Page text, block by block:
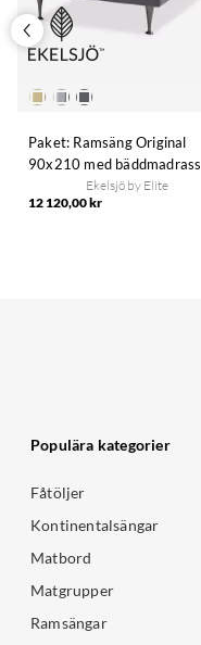
Paket: Ramsäng Original
90x210 med bäddmadrass
Ekelsjö by Elite
12 120,00 kr
Populära kategorier
Fåtöljer
Kontinentalsängar
Matbord
Matgrupper
Ramsängar